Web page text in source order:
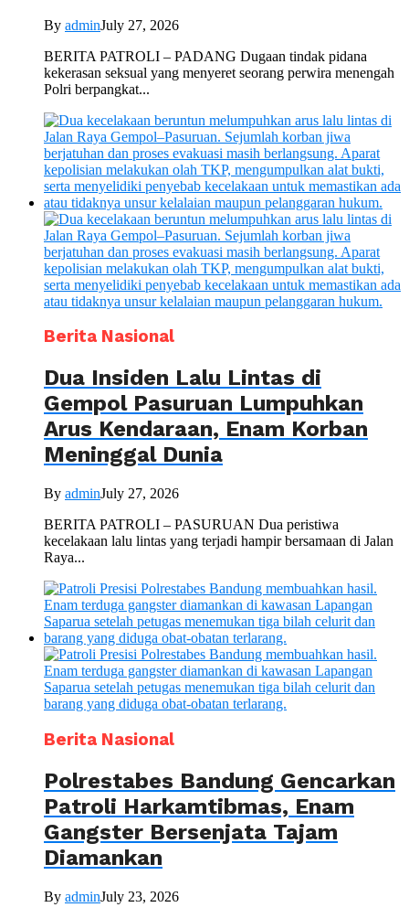
By adminJuly 27, 2026
BERITA PATROLI – PADANG Dugaan tindak pidana
kekerasan seksual yang menyeret seorang perwira menengah
Polri berpangkat...
Berita Nasional
Dua Insiden Lalu Lintas di
Gempol Pasuruan Lumpuhkan
Arus Kendaraan, Enam Korban
Meninggal Dunia
By adminJuly 27, 2026
BERITA PATROLI – PASURUAN Dua peristiwa
kecelakaan lalu lintas yang terjadi hampir bersamaan di Jalan
Raya...
Berita Nasional
Polrestabes Bandung Gencarkan
Patroli Harkamtibmas, Enam
Gangster Bersenjata Tajam
Diamankan
By adminJuly 23, 2026